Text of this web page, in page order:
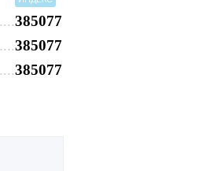
385077
385077
385077